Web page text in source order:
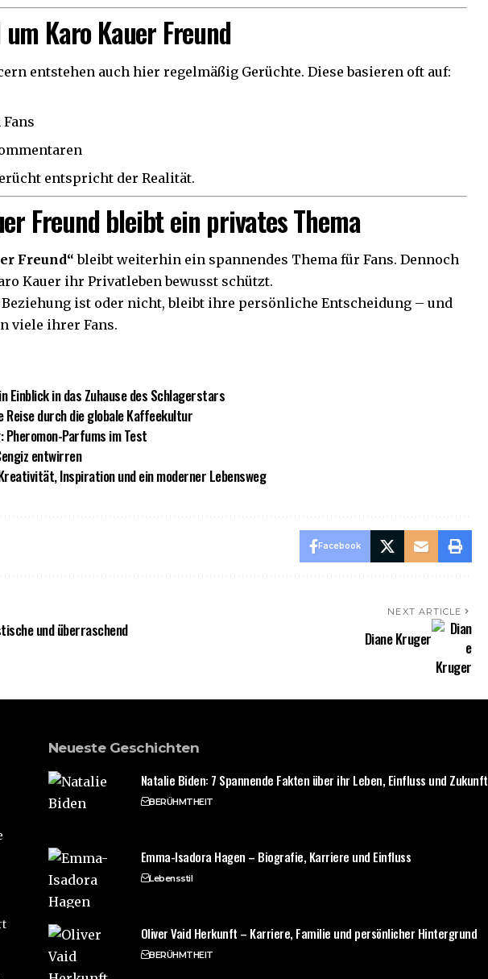
Karo Kauer Freund
entstehen auch hier regelmäßig Gerüchte. Diese basieren oft auf:
entspricht der Realität.
Freund bleibt ein privates Thema
Freund“ bleibt weiterhin ein spannendes Thema für Fans. Dennoch
Kauer ihr Privatleben bewusst schützt.
ist oder nicht, bleibt ihre persönliche Entscheidung – und
viele ihrer Fans.
Einblick in das Zuhause des Schlagerstars
Reise durch die globale Kaffeekultur
Parfums im Test
entwirren
Inspiration und ein moderner Lebensweg
Facebook
und überraschend
NEXT ARTICLE
Diane Kruger
Neueste Geschichten
Natalie Biden: 7 Spannende Fakten über ihr Leben, Einfluss und Zukunft
BERÜHMTHEIT
Emma-Isadora Hagen – Biografie, Karriere und Einfluss
Lebensstil
Oliver Vaid Herkunft – Karriere, Familie und persönlicher Hintergrund
BERÜHMTHEIT